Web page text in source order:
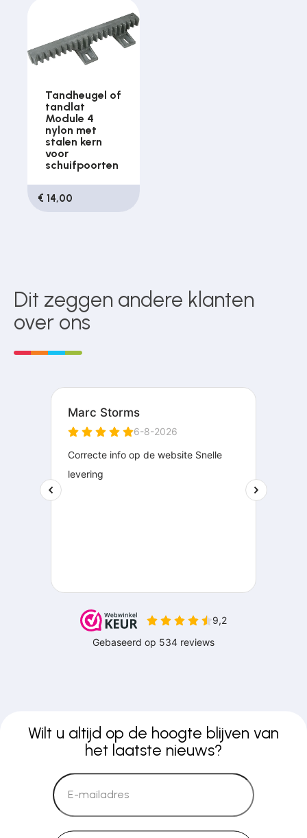
Tandheugel of
tandlat
Module 4
nylon met
stalen kern
voor
schuifpoorten
€ 14,00
Dit zeggen andere klanten
over ons
Wilt u altijd op de hoogte blijven van
het laatste nieuws?